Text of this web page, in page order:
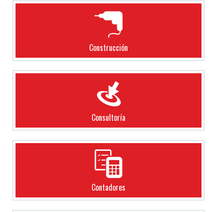
Construcción
Consultoría
Contadores